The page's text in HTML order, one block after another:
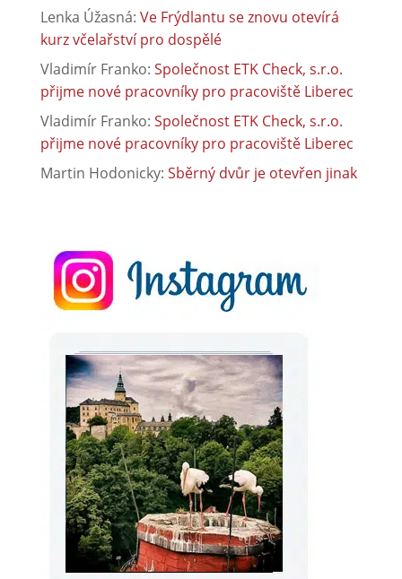
Lenka Úžasná: Ve Frýdlantu se znovu otevírá
kurz včelařství pro dospělé
Vladimír Franko: Společnost ETK Check, s.r.o.
přijme nové pracovníky pro pracoviště Liberec
Vladimír Franko: Společnost ETK Check, s.r.o.
přijme nové pracovníky pro pracoviště Liberec
Martin Hodonicky: Sběrný dvůr je otevřen jinak